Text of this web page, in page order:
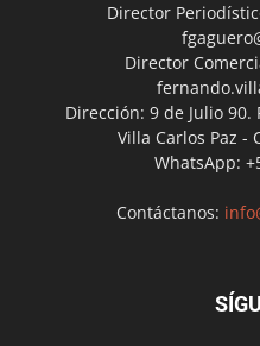
Director
Director
Dirección: 9 de Julio 90.
Villa Carlos Paz -
WhatsApp:
Contáctanos: